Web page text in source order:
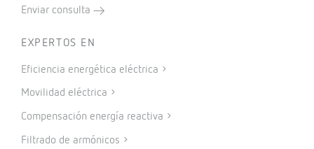
Enviar consulta
EXPERTOS EN
Eficiencia energética eléctrica
Movilidad eléctrica
Compensación energía reactiva
Filtrado de armónicos